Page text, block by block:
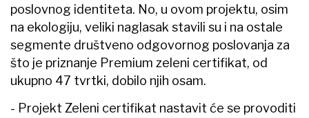
poslovnog identiteta. No, u ovom projektu, osim
na ekologiju, veliki naglasak stavili su i na ostale
segmente društveno odgovornog poslovanja za
što je priznanje Premium zeleni certifikat, od
ukupno 47 tvrtki, dobilo njih osam.
- Projekt Zeleni certifikat nastavit će se provoditi